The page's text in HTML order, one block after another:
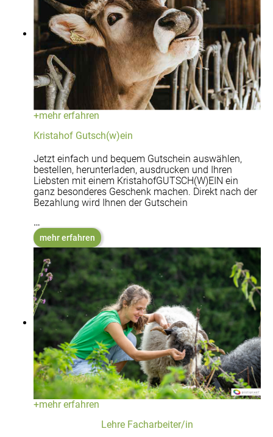
+mehr erfahren
Kristahof Gutsch(w)ein
Jetzt einfach und bequem Gutschein auswählen,
bestellen, herunterladen, ausdrucken und Ihren
Liebsten mit einem KristahofGUTSCH(W)EIN ein
ganz besonderes Geschenk machen. Direkt nach der
Bezahlung wird Ihnen der Gutschein
…
mehr erfahren
+mehr erfahren
Lehre Facharbeiter/in